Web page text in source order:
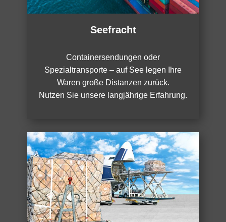
Seefracht
Containersendungen oder
Spezialtransporte – auf See legen Ihre
Waren große Distanzen zurück.
Nutzen Sie unsere langjährige Erfahrung.